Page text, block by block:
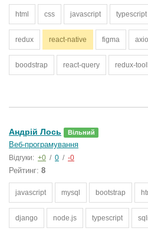
html css javascript typescript
redux react-native figma
boodstrap react-query redux-
Андрій Лось Вільний
Веб-програмування
Відгуки: +0 / 0 / -0
Рейтинг: 8
javascript mysql bootstrap
django node.js typescript